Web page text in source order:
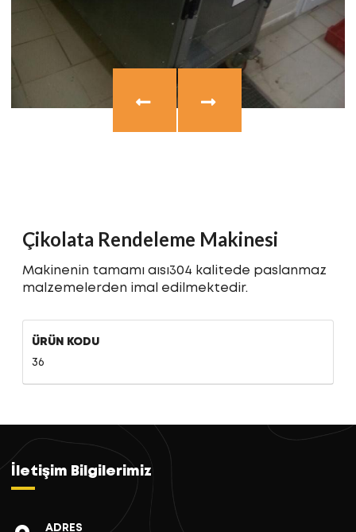
Çikolata Rendeleme Makinesi
Makinenin tamamı aısı304 kalitede paslanmaz
malzemelerden imal edilmektedir.
ÜRÜN KODU
36
İletişim Bilgilerimiz
ADRES